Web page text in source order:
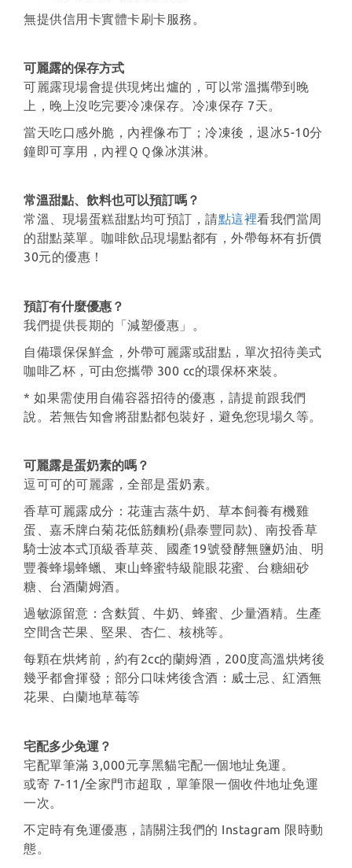
無提供信用卡實體卡刷卡服務。
可麗露的保存方式
可麗露現場會提供現烤出爐的，可以常溫攜帶到晚
上，晚上沒吃完要冷凍保存。冷凍保存 7天。
當天吃口感外脆，內裡像布丁；冷凍後，退冰5-10分
鐘即可享用，內裡ＱＱ像冰淇淋。
常溫甜點、飲料也可以預訂嗎？
常溫、現場蛋糕甜點均可預訂，請點這裡看我們當周
的甜點菜單。咖啡飲品現場點都有，外帶每杯有折價
30元的優惠！
預訂有什麼優惠？
我們提供長期的「減塑優惠」。
自備環保保鮮盒，外帶可麗露或甜點，單次招待美式
咖啡乙杯，可由您攜帶 300 cc的環保杯來裝。
* 如果需使用自備容器招待的優惠，請提前跟我們
說。若無告知會將甜點都包裝好，避免您現場久等。
可麗露是蛋奶素的嗎？
逗可可的可麗露，全部是蛋奶素。
香草可麗露成分：花蓮吉蒸牛奶、草本飼養有機雞
蛋、嘉禾牌白菊花低筋麵粉(鼎泰豐同款)、南投香草
騎士波本式頂級香草莢、國產19號發酵無鹽奶油、明
豐養蜂場蜂蠟、東山蜂蜜特級龍眼花蜜、台糖細砂
糖、台酒蘭姆酒。
過敏源留意：含麩質、牛奶、蜂蜜、少量酒精。生產
空間含芒果、堅果、杏仁、核桃等。
每顆在烘烤前，約有2cc的蘭姆酒，200度高溫烘烤後
幾乎都會揮發；部分口味烤後含酒：威士忌、紅酒無
花果、白蘭地草莓等
宅配多少免運？
宅配單筆滿 3,000元享黑貓宅配一個地址免運。
或寄 7-11/全家門市超取，單筆限一個收件地址免運
一次。
不定時有免運優惠，請關注我們的 Instagram 限時動
態。